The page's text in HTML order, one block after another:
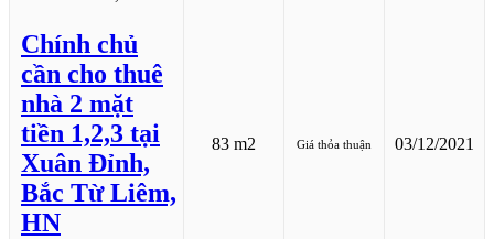
Chính chủ
cần cho thuê
nhà 2 mặt
tiền 1,2,3 tại
Xuân Đỉnh,
Bắc Từ Liêm,
HN
83 m2 Giá thỏa thuận 03/12/2021